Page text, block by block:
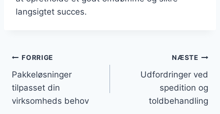
langsigtet succes.
Indlægsnavigation
FORRIGE
Pakkeløsninger
tilpasset din
virksomheds behov
NÆSTE
Udfordringer ved
spedition og
toldbehandling